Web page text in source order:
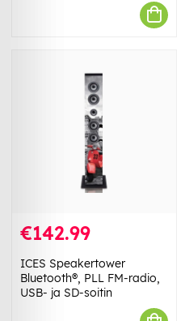
€142.99
ICES Speakertower
Bluetooth®, PLL FM-radio,
USB- ja SD-soitin